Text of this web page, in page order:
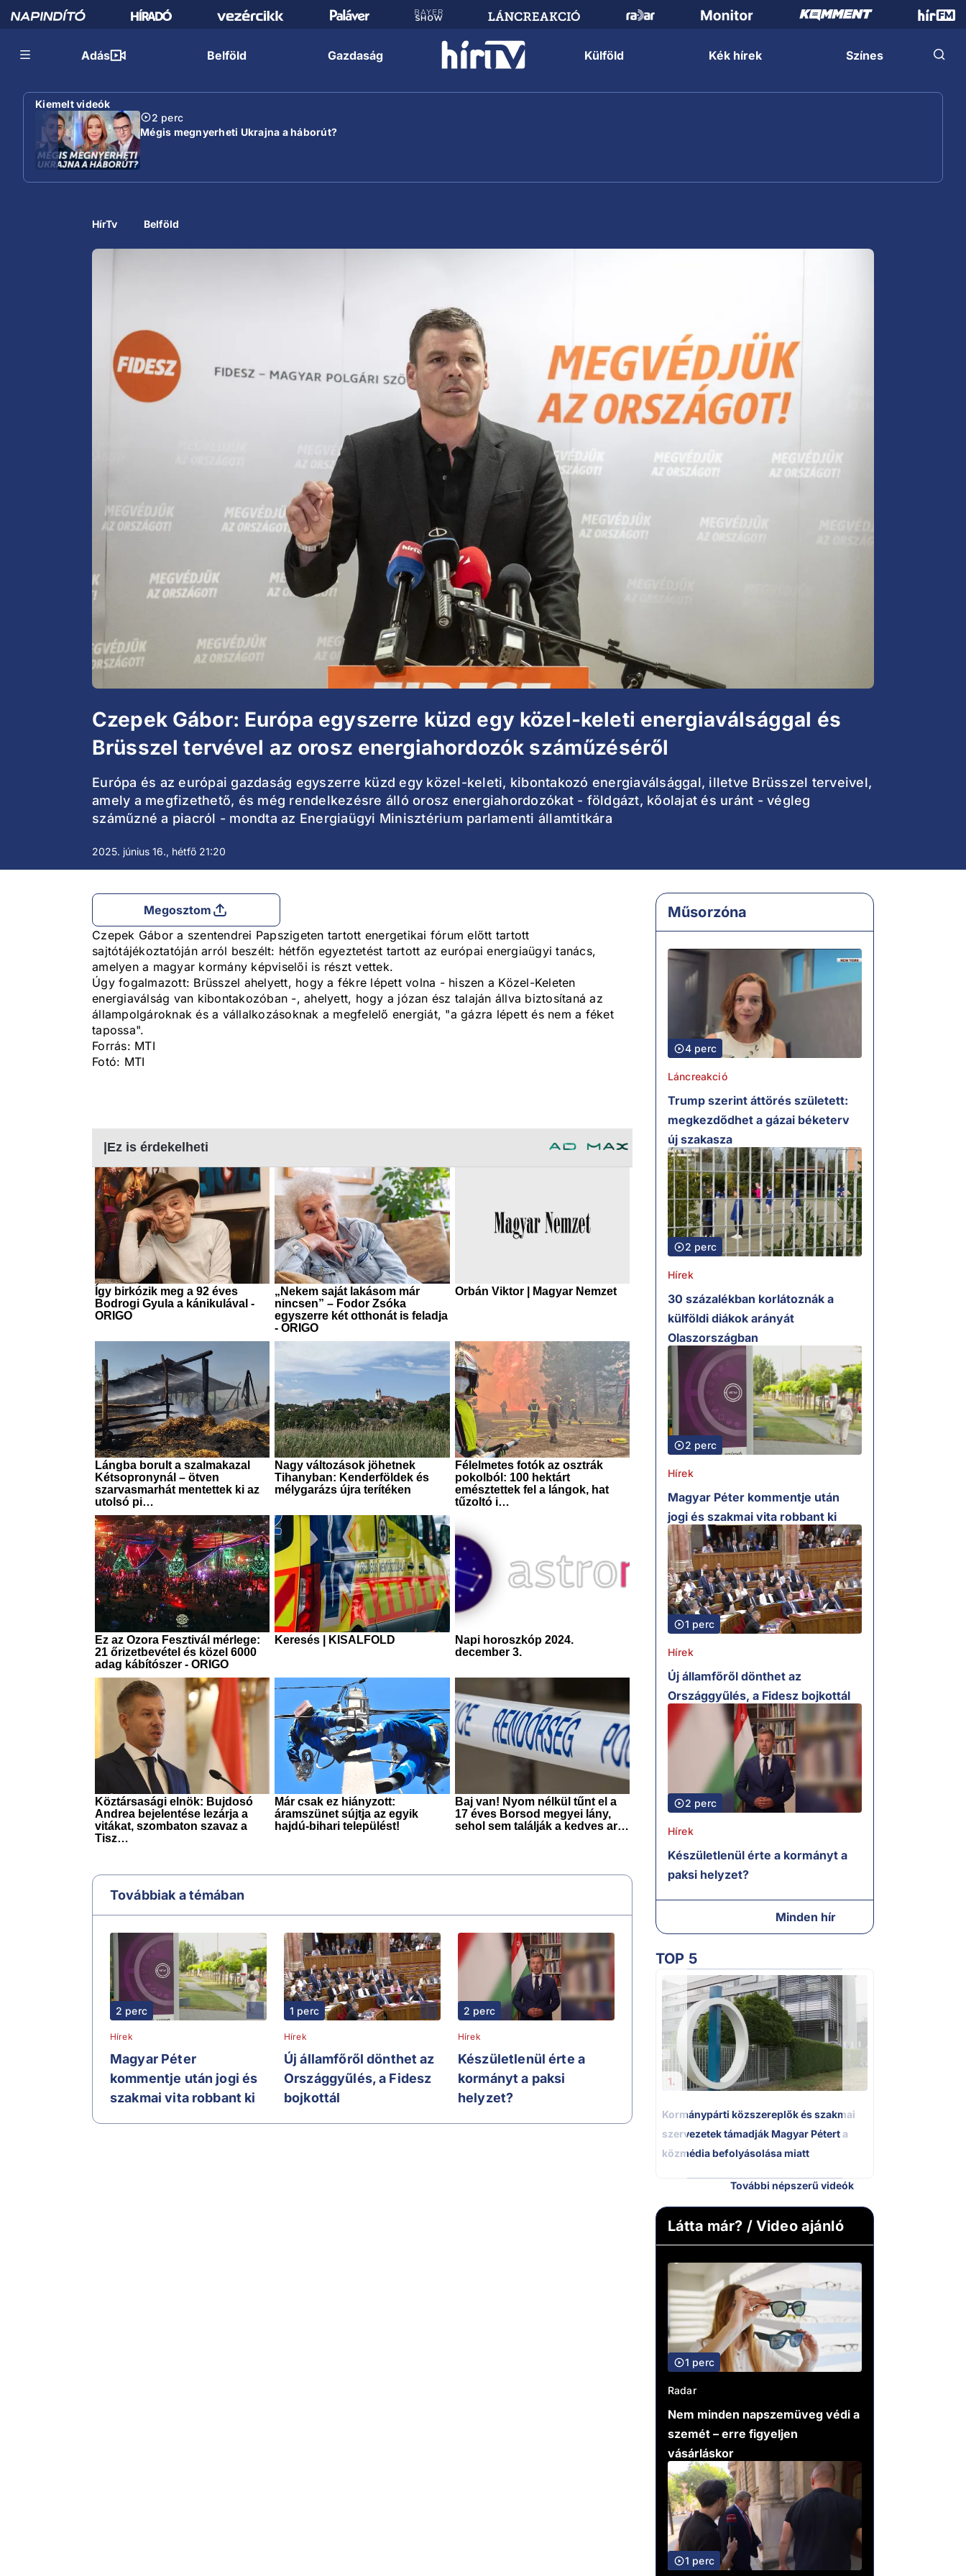
Adás Belföld Gazdaság Külföld Kék hírek Színes
Kiemelt videók
2 perc
Mégis megnyerheti Ukrajna a háborút?
HírTv Belföld
Czepek Gábor: Európa egyszerre küzd egy közel-keleti energiaválsággal és
Brüsszel tervével az orosz energiahordozók száműzéséről
Európa és az európai gazdaság egyszerre küzd egy közel-keleti, kibontakozó energiaválsággal, illetve Brüsszel terveivel,
amely a megfizethető, és még rendelkezésre álló orosz energiahordozókat - földgázt, kőolajat és uránt - végleg
száműzné a piacról - mondta az Energiaügyi Minisztérium parlamenti államtitkára
2025. június 16., hétfő 21:20
Megosztom
Czepek Gábor a szentendrei Papszigeten tartott energetikai fórum előtt tartott
sajtótájékoztatóján arról beszélt: hétfőn egyeztetést tartott az európai energiaügyi tanács,
amelyen a magyar kormány képviselői is részt vettek.
Úgy fogalmazott: Brüsszel ahelyett, hogy a fékre lépett volna - hiszen a Közel-Keleten
energiaválság van kibontakozóban -, ahelyett, hogy a józan ész talaján állva biztosítaná az
állampolgároknak és a vállalkozásoknak a megfelelő energiát, "a gázra lépett és nem a féket
tapossa".
Forrás: MTI
Fotó: MTI
Továbbiak a témában
2 perc
Hírek
Magyar Péter
kommentje után jogi és
szakmai vita robbant ki
1 perc
Hírek
Új államfőről dönthet az
Országgyűlés, a Fidesz
bojkottál
2 perc
Hírek
Készületlenül érte a
kormányt a paksi
helyzet?
Műsorzóna
4 perc
Láncreakció
Trump szerint áttörés született:
megkezdődhet a gázai béketerv
új szakasza
2 perc
Hírek
30 százalékban korlátoznák a
külföldi diákok arányát
Olaszországban
2 perc
Hírek
Magyar Péter kommentje után
jogi és szakmai vita robbant ki
1 perc
Hírek
Új államfőről dönthet az
Országgyűlés, a Fidesz bojkottál
2 perc
Hírek
Készületlenül érte a kormányt a
paksi helyzet?
Minden hír
TOP 5
1.
Kormánypárti közszereplők és szakmai
szervezetek támadják Magyar Pétert a
közmédia befolyásolása miatt
További népszerű videók
Látta már? / Video ajánló
1 perc
Radar
Nem minden napszemüveg védi a
szemét – erre figyeljen
vásárláskor
1 perc